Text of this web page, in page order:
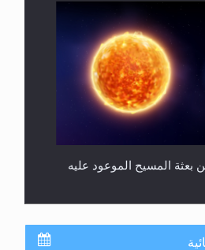
بعثة المسيح الموعود عليه